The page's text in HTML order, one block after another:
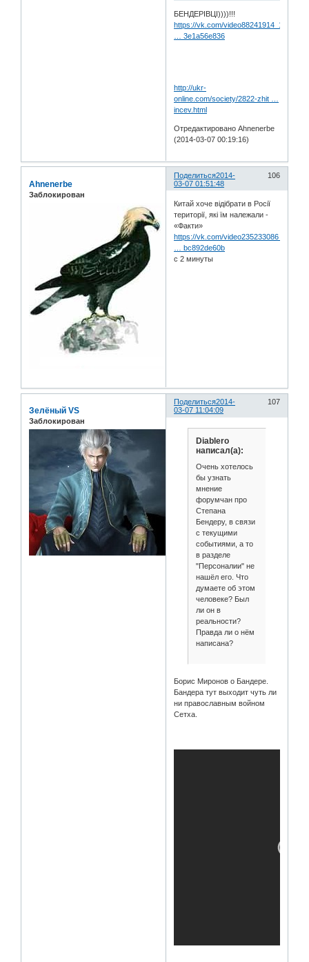
БЕНДЕРІВЦІ))))!!!
https://vk.com/
… 3e1a56e836
http://ukr-
online.com/society/2822-zhit …
incev.html
Отредактировано Ahnenerbe
(2014-03-07 00:19:16)
Поделиться 106
2014-
03-07 01:51:48
Ahnenerbe
Заблокирован
Китай хоче відібрати в Росії
території, які їм належали -
«Факти»
https://vk.com/
… bc892de60b
с 2 минуты
Поделиться 107
2014-
03-07 11:04:09
Зелёный VS
Заблокирован
Diablero
написал(а):
Очень хотелось
бы узнать
мнение
форумчан про
Степана
Бендеру, в связи
с текущими
событиями, а то
в разделе
"Персоналии" не
нашёл его. Что
думаете об этом
человеке? Был
ли он в
реальности?
Правда ли о нём
написана?
Борис Миронов о Бандере.
Бандера тут выходит чуть ли
ни православным войном
Сетха.